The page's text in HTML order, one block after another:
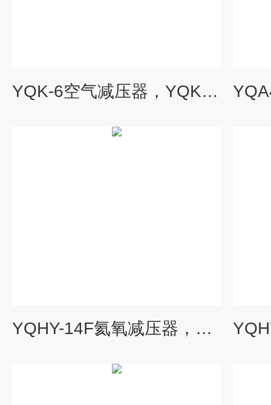
YQK-6空气减压器，YQK-6，YQK6
YQHY-14F氦氧减压器，YQHY-14F,YQHY14F